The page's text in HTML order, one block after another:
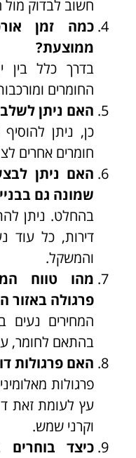
חשוב לבדוק
כמה זמן
ממוצעת?
בדרך כלל בין
החומרים
האם ניתן
כן, ניתן
חומרים אחרים
האם ניתן
שמונה גם
בהחלט. ניתן
דירות, כל עוד
והמשקל.
מהו טווח
פרגולה באזור
בהתאם לחומר,
האם פרגולות
פרגולות
עץ לעומת זאת
וקרני שמש.
כיצד בוחרים